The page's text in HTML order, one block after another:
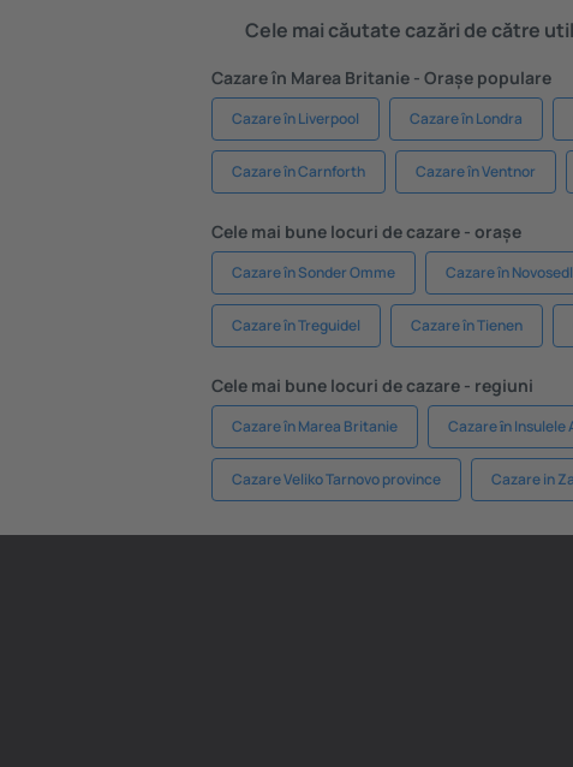
Cele mai căutate cazări de către
Cazare în Marea Britanie - Orașe populare
Cazare în Liverpool Cazare în Londra
Cazare în Carnforth Cazare în Ventnor
Cele mai bune locuri de cazare - orașe
Cazare în Sonder Omme Cazare în
Cazare în Treguidel Cazare în Tienen
Cele mai bune locuri de cazare - regiuni
Cazare în Marea Britanie Cazare ȋn Insulele
Cazare Veliko Tarnovo province Cazare in